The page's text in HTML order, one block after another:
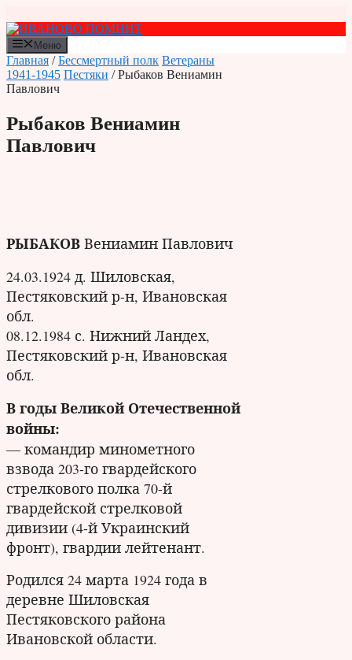
к
содержимому
Меню
Главная /Бессмертный полк Ветераны
1941-1945 Пестяки / Рыбаков Вениамин
Павлович
Рыбаков Вениамин
Павлович
РЫБАКОВ Вениамин Павлович
24.03.1924 д. Шиловская,
Пестяковский р-н, Ивановская
обл.
08.12.1984 с. Нижний Ландех,
Пестяковский р-н, Ивановская
обл.
В годы Великой Отечественной
войны:
— командир минометного
взвода 203-го гвардейского
стрелкового полка 70-й
гвардейской стрелковой
дивизии (4-й Украинский
фронт), гвардии лейтенант.
Родился 24 марта 1924 года в
деревне Шиловская
Пестяковского района
Ивановской области.